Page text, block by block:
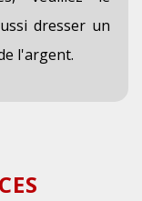
dresser un
l'argent.